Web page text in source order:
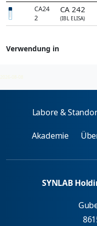
CA24
2
CA 242
(IBL ELISA)
Verwendung in
2026-08-08
Labore &
Akademie
SYNLAB